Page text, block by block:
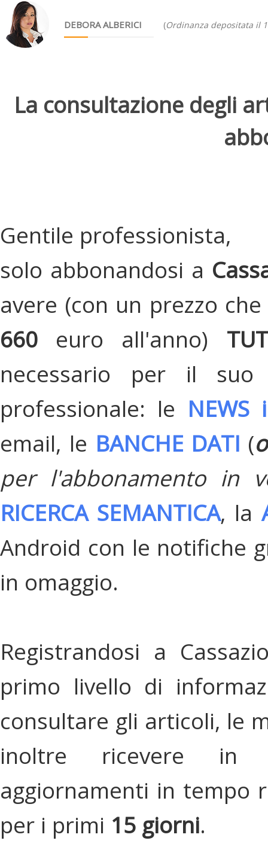
DEBORA ALBERICI (Ordinanza depositata il
La consultazione degli
Gentile professionista,
solo abbonandosi a
avere (con un prezzo
660 euro all'anno)
necessario per il suo
professionale: le
email, le BANCHE DATI (
per l'abbonamento in
RICERCA SEMANTICA, la
Android con le notifiche
in omaggio.
Registrandosi a
primo livello di
consultare gli articoli, le
inoltre ricevere in
aggiornamenti in tempo
per i primi 15 giorni.